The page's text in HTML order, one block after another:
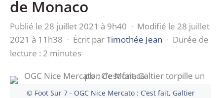
de Monaco
Publié le 28 juillet 2021 à 9h40 · Modifié le 28 juillet
2021 à 11h38 · Écrit parTimothée Jean · Durée de
lecture : 2 minutes
© Foot Sur 7 - OGC Nice Mercato : C’est fait, Galtier